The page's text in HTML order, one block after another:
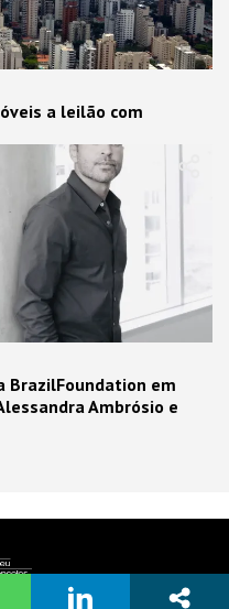
a leilão com
BrazilFoundation em
Ambrósio e